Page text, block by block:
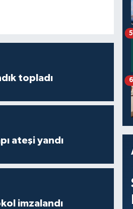
topladı
ateşi yandı
imzalandı
5
6